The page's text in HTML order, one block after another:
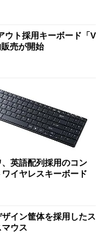
ウト採用キーボード「V
売が開始
英語配列採用のコン
イヤレスキーボード
イン筐体を採用したス
ウス